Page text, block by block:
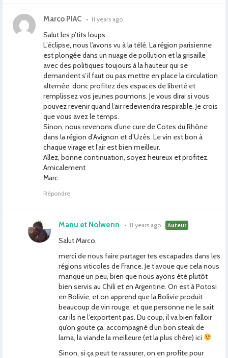
Marco PIAC • 11 years ago
Salut les p’tits loups
L’éclipse, nous l’avons vu à la télé. La région parisienne
est plongée dans un nuage de pollution et la grisaille
avec des politiques toujours à la hauteur qui se
demandent s’il faut ou pas mettre en place la circulation
alternée. donc profitez des espaces de liberté et
remplissez vos jeunes poumons. Je vous dirai si vous
pouvez revenir quand l’air redeviendra respirable. Je crois
que vous avez le temps.
Sinon, nous revenons d’une cure de Cotes du Rhône
dans la région d’Avignon et d’Uzès. Le vin est bon à
chaque virage et l’air est bien meilleur.
Allez, bonne continuation, soyez heureux et profitez.
Amicalement
Marc
Répondre
Manu et Nolwenn • 11 years ago Auteur
Salut Marco,
merci de nous faire partager tes escapades dans les
régions viticoles de France. Je t’avoue que cela nous
manque un peu, bien que nous ayons été plutôt
bien servis au Chili et en Argentine. On est à Potosi
en Bolivie, et on apprend que la Bolivie produit
beaucoup de vin rouge, et que personne ne le sait
car ils ne l’exportent pas. Du coup, il va bien falloir
qu’on goute ça, accompagné d’un bon steak de
lama, la viande la meilleure (et la plus chère) ici
Sinon, si ça peut te rassurer, on en profite pour